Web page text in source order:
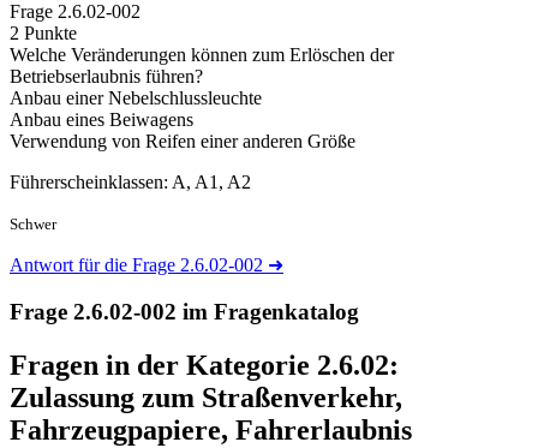
Frage 2.6.02-002
2 Punkte
Welche Veränderungen können zum Erlöschen der
Betriebserlaubnis führen?
Anbau einer Nebelschlussleuchte
Anbau eines Beiwagens
Verwendung von Reifen einer anderen Größe
Führerscheinklassen: A, A1, A2
Schwer
Antwort für die Frage 2.6.02-002 ➜
Frage 2.6.02-002 im Fragenkatalog
Fragen in der Kategorie 2.6.02:
Zulassung zum Straßenverkehr,
Fahrzeugpapiere, Fahrerlaubnis